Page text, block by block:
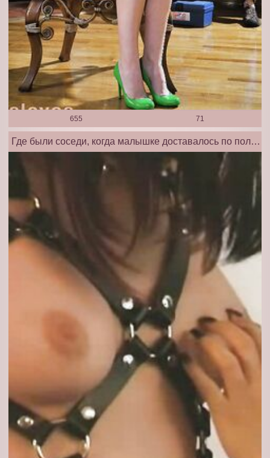
655 71
Где были соседи, когда малышке доставалось по полной программе